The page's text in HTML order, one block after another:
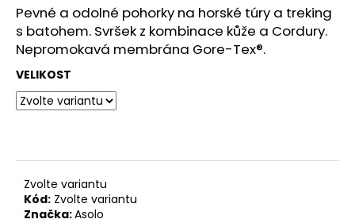
Pevné a odolné pohorky na horské túry a treking
s batohem. Svršek z kombinace kůže a Cordury.
Nepromokavá membrána Gore-Tex®.
VELIKOST
Zvolte variantu
Kód: Zvolte variantu
Značka:Asolo
HLEDAT
D
o
p
u
č
u